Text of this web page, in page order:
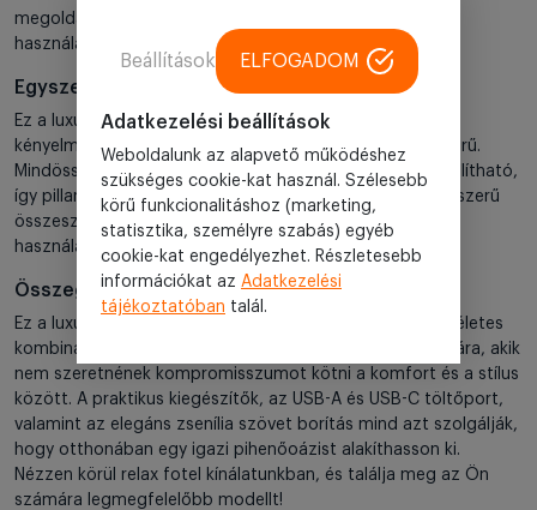
megoldás biztosítja, hogy eszközei mindig kéznél és
használatra készen legyenek.
Egyszerű és gyors összeszerelés
Ez a luxus fekvőfotel nemcsak a használat során kínál
kényelmet, hanem az összeszerelése is rendkívül egyszerű.
Mindössze néhány perc alatt, szerszámok nélkül összeállítható,
így pillanatok alatt élvezheti a pihenés élményét. Az egyszerű
összeszerelés különösen előnyös, ha gyorsan szeretné
használatba venni a fotelt.
Összegzés és extra funkciók
Ez a luxus fekvőfotel a kényelem és a funkcionalitás tökéletes
kombinációját nyújtja, ideális választás mindazok számára, akik
nem szeretnének kompromisszumot kötni a komfort és a stílus
között. A praktikus kiegészítők, az USB-A és USB-C töltőport,
valamint az elegáns zsenília szövet borítás mind azt szolgálják,
hogy otthonában egy igazi pihenőoázist alakíthasson ki.
Nézzen körül relax fotel kínálatunkban, és találja meg az Ön
számára legmegfelelőbb modellt!
Adatkezelési beállítások
Weboldalunk az alapvető működéshez
szükséges cookie-kat használ. Szélesebb
körű funkcionalitáshoz (marketing,
statisztika, személyre szabás) egyéb
cookie-kat engedélyezhet. Részletesebb
információkat az Adatkezelési
tájékoztatóban talál.
Beállítások ELFOGADOM